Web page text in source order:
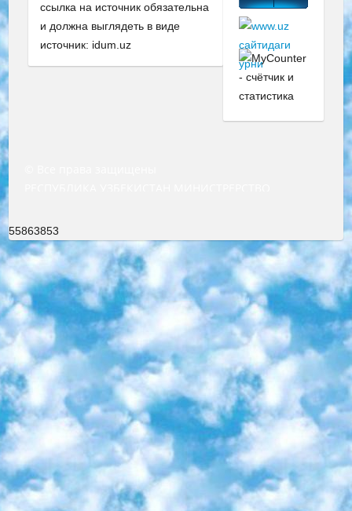
ссылка на источник обязательна
и должна выглядеть в виде
источник: idum.uz
55863853